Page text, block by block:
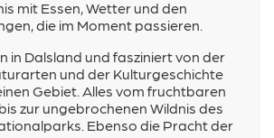
mit Essen, Wetter und den
die im Moment passieren.
in Dalsland und fasziniert von der
und der Kulturgeschichte
Gebiet. Alles vom fruchtbaren
zur ungebrochenen Wildnis des
Ebenso die Pracht der